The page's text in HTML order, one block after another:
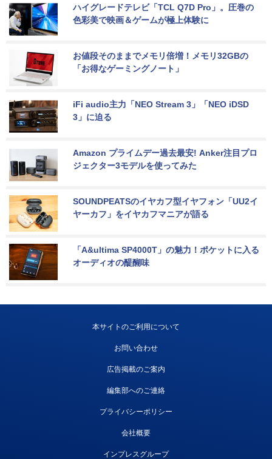
ハイグレードテレビ「TCL Q7D Pro」。圧巻の
色彩美で映画＆ゲームが極上体験に
お値段そのままでメモリ倍増！メモリ32GBの
「お得なゲーミングノート」
iFi audio主力「NEO Stream 3」「NEO iDSD
3」に迫る
Amazon プライムデー過去最安! Anker注目プロ
ジェクター3モデルを使ってみた
SOUNDPEATSのイヤカフ型イヤフォン「UU2イ
ヤーカフ」をイヤカフマニアが語る
「A&ultima SP4000T」の魅力！ポケットに入る
オーディオの醍醐味
本サイトのご利用について
お問い合わせ
広告掲載のご案内
編集部へのご連絡
プライバシーポリシー
会社概要
インプレスグループ